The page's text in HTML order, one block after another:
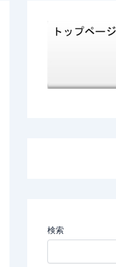
検索